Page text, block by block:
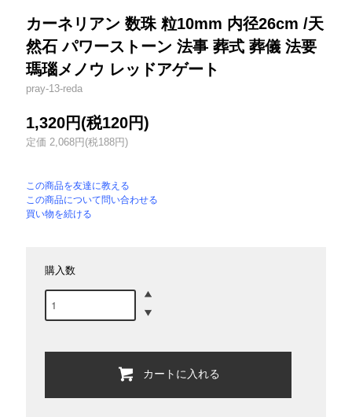
カーネリアン 数珠 粒10mm 内径26cm /天
然石 パワーストーン 法事 葬式 葬儀 法要
瑪瑙メノウ レッドアゲート
pray-13-reda
1,320円(税120円)
定価 2,068円(税188円)
この商品を友達に教える
この商品について問い合わせる
買い物を続ける
購入数
カートに入れる